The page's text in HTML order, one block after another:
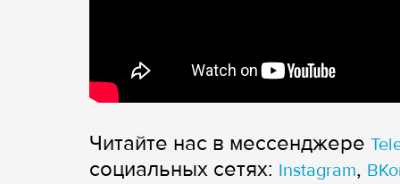
Читайте нас в мессенджере
cоциальных сетях: Instagram,